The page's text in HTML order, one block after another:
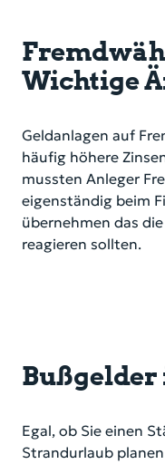
Wichtige
Geldanlagen auf
häufig höhere
mussten Anleger
eigenständig beim
übernehmen das
reagieren sollten.
Egal, ob Sie einen
Strandurlaub